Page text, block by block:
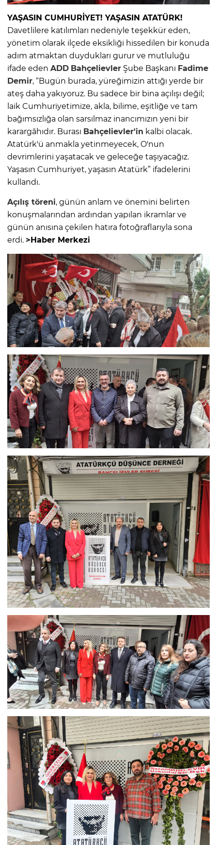
YAŞASIN CUMHURİYET! YAŞASIN ATATÜRK!
Davetlilere katılımları nedeniyle teşekkür eden,
yönetim olarak ilçede eksikliği hissedilen bir konuda
adım atmaktan duydukları gurur ve mutluluğu
ifade eden ADD Bahçelievler Şube Başkanı Fadime
Demir, “Bugün burada, yüreğimizin attığı yerde bir
ateş daha yakıyoruz. Bu sadece bir bina açılışı değil;
laik Cumhuriyetimize, akla, bilime, eşitliğe ve tam
bağımsızlığa olan sarsılmaz inancımızın yeni bir
karargâhıdır. Burası Bahçelievler'in kalbi olacak.
Atatürk'ü anmakla yetinmeyecek, O'nun
devrimlerini yaşatacak ve geleceğe taşıyacağız.
Yaşasın Cumhuriyet, yaşasın Atatürk” ifadelerini
kullandı.
Açılış töreni, günün anlam ve önemini belirten
konuşmalarından ardından yapılan ikramlar ve
günün anısına çekilen hatıra fotoğraflarıyla sona
erdi. >Haber Merkezi